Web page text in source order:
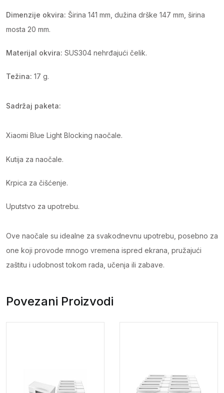
Dimenzije okvira: Širina 141 mm, dužina drške 147 mm, širina
mosta 20 mm.
Materijal okvira: SUS304 nehrđajući čelik.
Težina: 17 g.
Sadržaj paketa:
Xiaomi Blue Light Blocking naočale.
Kutija za naočale.
Krpica za čišćenje.
Uputstvo za upotrebu.
Ove naočale su idealne za svakodnevnu upotrebu, posebno za
one koji provode mnogo vremena ispred ekrana, pružajući
zaštitu i udobnost tokom rada, učenja ili zabave.
Povezani Proizvodi